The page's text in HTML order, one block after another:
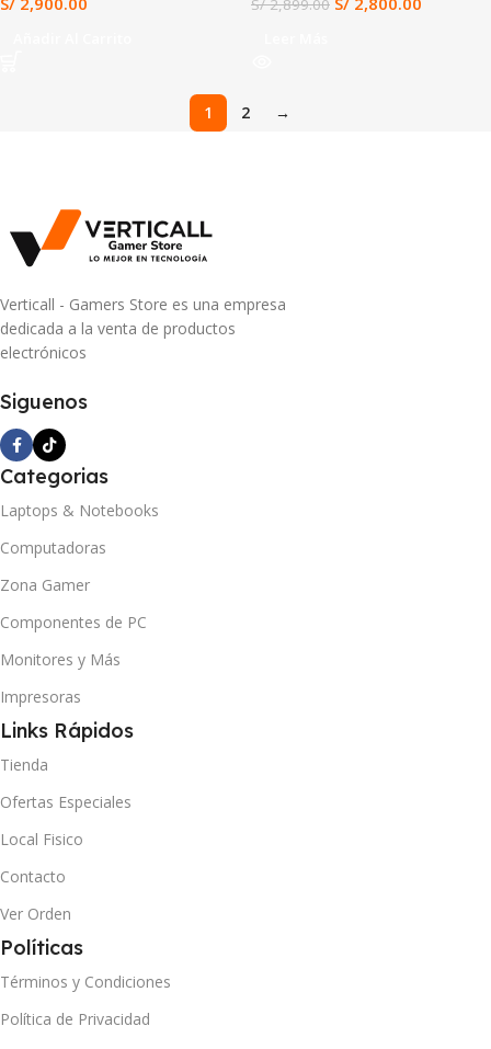
S/2,899.00
1 2 →
Verticall - Gamers Store es una empresa
dedicada a la venta de productos
electrónicos
Siguenos
Categorias
Laptops & Notebooks
Computadoras
Zona Gamer
Componentes de PC
Monitores y Más
Impresoras
Links Rápidos
Tienda
Ofertas Especiales
Local Fisico
Contacto
Ver Orden
Políticas
Términos y Condiciones
Política de Privacidad